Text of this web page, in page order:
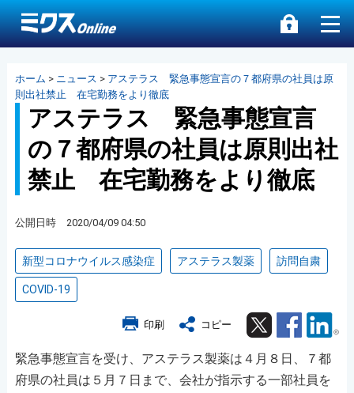
ホーム > ニュース > アステラス 緊急事態宣言の７都府県の社員は原
則出社禁止 在宅勤務をより徹底
アステラス 緊急事態宣言
の７都府県の社員は原則出社
禁止 在宅勤務をより徹底
公開日時 2020/04/09 04:50
新型コロナウイルス感染症 アステラス製薬 訪問自粛
COVID-19
印刷 コピー Twitter Facebook
緊急事態宣言を受け、 アステラス製薬は４月８日、７都
府県の社員は５月７日まで、会社が指示する一部社員を